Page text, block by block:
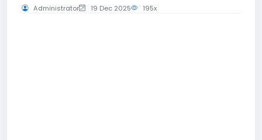
Administrator 19 Dec 2025 195x